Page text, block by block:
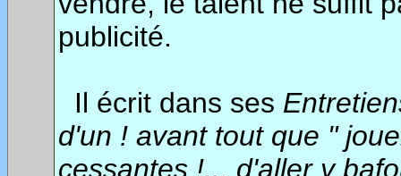
publicité.
Il écrit dans ses
d'un ! avant tout que "
cessantes !... d'aller y